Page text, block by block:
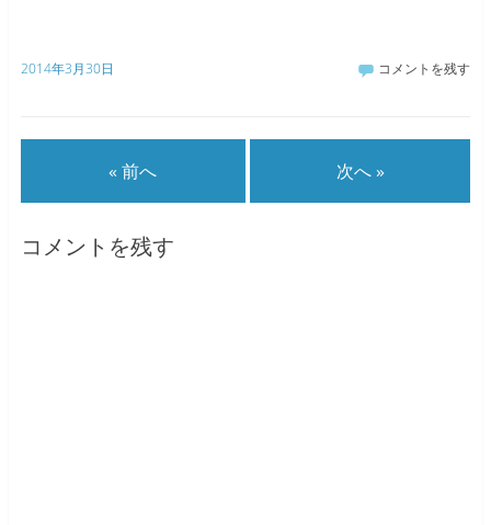
2014年3月30日 コメントを残す
« 前へ 次へ »
コメントを残す